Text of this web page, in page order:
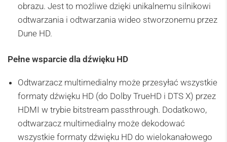
obrazu. Jest to możliwe dzięki unikalnemu silnikowi
odtwarzania i odtwarzania wideo stworzonemu przez
Dune HD.
Pełne wsparcie dla dźwięku HD
Odtwarzacz multimedialny może przesyłać wszystkie
formaty dźwięku HD (do Dolby TrueHD i DTS X) przez
HDMI w trybie bitstream passthrough. Dodatkowo,
odtwarzacz multimedialny może dekodować
wszystkie formaty dźwięku HD do wielokanałowego